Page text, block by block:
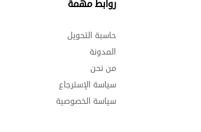
روابط مهمة
حاسبة التحويل
المدونة
من نحن
سياسة الإسترجاع
سياسة الخصوصية